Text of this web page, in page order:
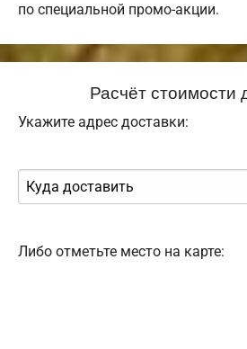
по специальной промо-акции.
Расчёт стоимости
Укажите адрес доставки:
Либо отметьте место на карте: